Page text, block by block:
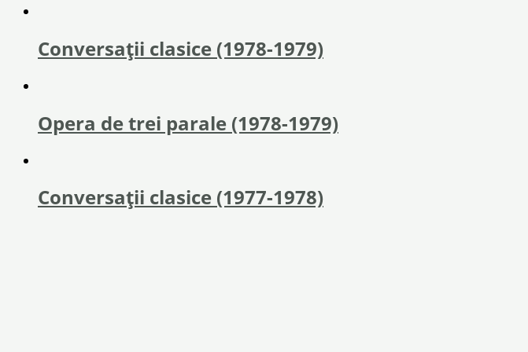
Conversații clasice (1978-1979)
Opera de trei parale (1978-1979)
Conversații clasice (1977-1978)